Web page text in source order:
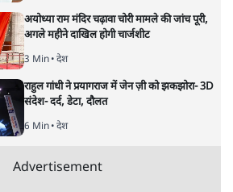
अयोध्या राम मंदिर चढ़ावा चोरी मामले की जांच पूरी,
अगले महीने दाखिल होगी चार्जशीट
3 Min• देश
राहुल गांधी ने प्रयागराज में जेन ज़ी को झकझोरा- 3D
संदेश- दर्द, डेटा, दौलत
6 Min• देश
Advertisement